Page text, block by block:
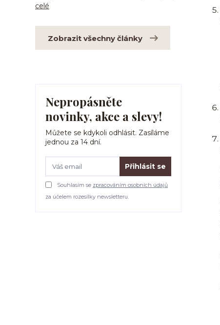
celé
Zobrazit všechny články
Nepropásněte
novinky, akce a slevy!
Můžete se kdykoli odhlásit. Zasíláme
jednou za 14 dní.
Přihlásit se
Souhlasím se zpracováním osobních údajů
za účelem rozesílky newsletteru.